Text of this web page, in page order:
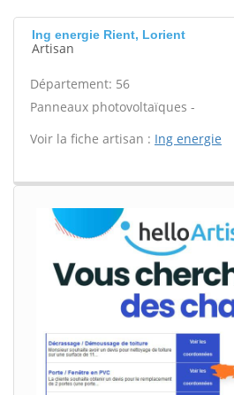
Ing energie Rient, Lorient
Artisan
Département: 56
Panneaux photovoltaïques -
Voir la fiche artisan : Ing energie